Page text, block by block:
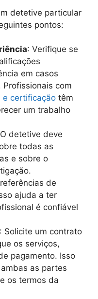
detetive particular
pontos:
: Verifique se
em casos
com
e certificação têm
um trabalho
detetive deve
todas as
e sobre o
de
ajuda a ter
é confiável
: Solicite um contrato
os serviços,
pagamento. Isso
as partes
os termos da